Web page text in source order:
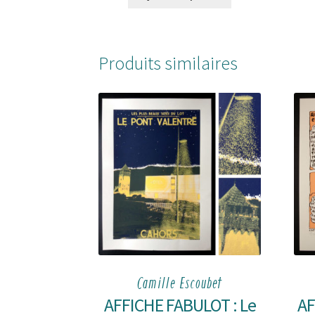
Produits similaires
Camille Escoubet
AFFICHE FABULOT : Le